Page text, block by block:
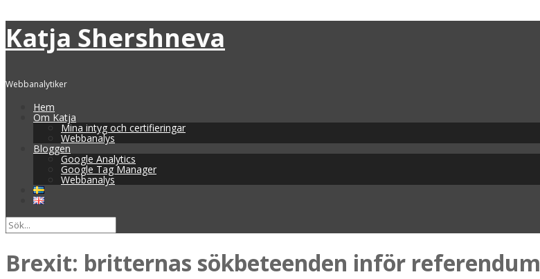
Katja Shershneva
Webbanalytiker
Hem
Om Katja
Mina intyg och certifieringar
Webbanalys
Bloggen
Google Analytics
Google Tag Manager
Webbanalys
Brexit: britternas sökbeteenden inför referendum